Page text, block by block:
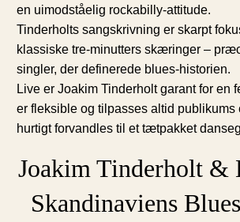
en uimodståelig rockabilly-attitude.
Tinderholts sangskrivning er skarpt
klassiske tre-minutters skæringer –
singler, der definerede blues-historien.
Live er Joakim Tinderholt garant for en
er fleksible og tilpasses altid publikums
hurtigt forvandles til et tætpakket
Joakim Tinderholt &
Skandinaviens